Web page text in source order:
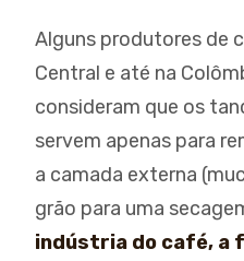
Alguns produtores de
Central e até na
consideram que os
servem apenas para
a camada externa
grão para uma
indústria do café, a